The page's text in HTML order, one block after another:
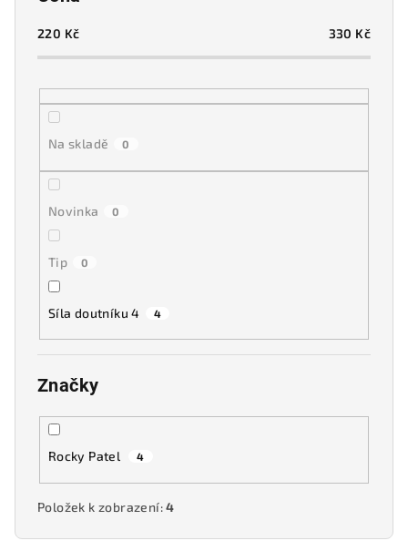
220 Kč 330 Kč
Na skladě 0
Novinka 0
Tip 0
Síla doutníku 4 4
Značky
Rocky Patel 4
Položek k zobrazení:4